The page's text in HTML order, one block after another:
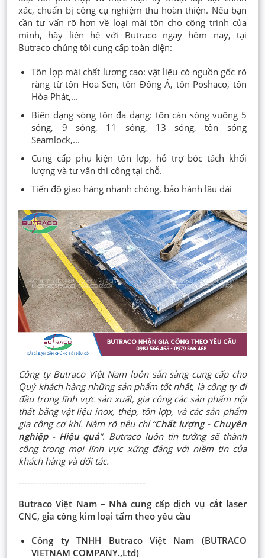
xác, chuẩn bị công cụ nghiệm thu hoàn thiện. Nếu bạn
cần tư vấn rõ hơn về loại mái tôn cho công trình của
mình, hãy liên hệ với Butraco ngay hôm nay, tại
Butraco chúng tôi cung cấp toàn diện:
Tôn lợp mái chất lượng cao: vật liệu có nguồn gốc rõ
ràng từ tôn Hoa Sen, tôn Đông Á, tôn Poshaco, tôn
Hòa Phát,...
Biên dạng sóng tôn đa dạng: tôn cán sóng vuông 5
sóng, 9 sóng, 11 sóng, 13 sóng, tôn sóng
Seamlock,...
Cung cấp phụ kiện tôn lợp, hỗ trợ bóc tách khối
lượng và tư vấn thi công tại chỗ.
Tiến độ giao hàng nhanh chóng, bảo hành lâu dài
Công ty Butraco Việt Nam luôn sẵn sàng cung cấp cho
Quý khách hàng những sản phẩm tốt nhất, là công ty đi
đầu trong lĩnh vực sản xuất, gia công các sản phẩm nội
thất bằng vật liệu inox, thép, tôn lợp, và các sản phẩm
gia công cơ khí. Nắm rõ tiêu chí “Chất lượng - Chuyên
nghiệp - Hiệu quả”. Butraco luôn tin tưởng sẽ thành
công trong mọi lĩnh vực xứng đáng với niềm tin của
khách hàng và đối tác.
-------------------------------------------
Butraco Việt Nam – Nhà cung cấp dịch vụ cắt laser
CNC, gia công kim loại tấm theo yêu cầu
Công ty TNHH Butraco Việt Nam (BUTRACO
VIETNAM COMPANY.,Ltd)